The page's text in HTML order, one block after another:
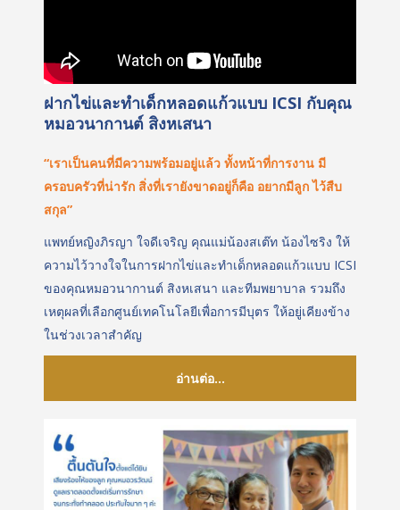
ฝากไข่และทำเด็กหลอดแก้วแบบ ICSI กับคุณ
หมอวนากานต์ สิงหเสนา
“เราเป็นคนที่มีความพร้อมอยู่แล้ว ทั้งหน้าที่การงาน มี
ครอบครัวที่น่ารัก สิ่งที่เรายังขาดอยู่ก็คือ อยากมีลูก ไว้สืบ
สกุล”
แพทย์หญิงภิรญา ใจดีเจริญ คุณแม่น้องสเต๊ท น้องไซริง ให้
ความไว้วางใจในการฝากไข่และทำเด็กหลอดแก้วแบบ ICSI
ของคุณหมอวนากานต์ สิงหเสนา และทีมพยาบาล รวมถึง
เหตุผลที่เลือกศูนย์เทคโนโลยีเพื่อการมีบุตร ให้อยู่เคียงข้าง
ในช่วงเวลาสำคัญ
อ่านต่อ...